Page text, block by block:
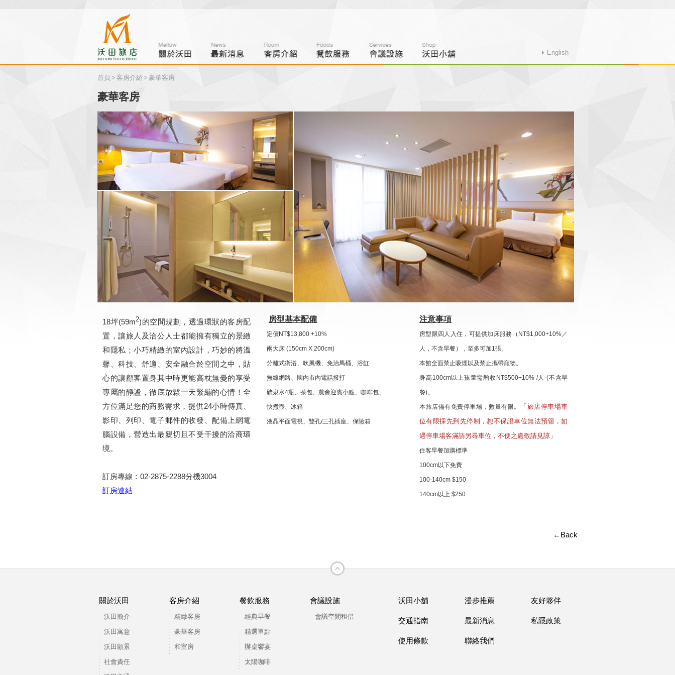
English
首頁> 客房介紹 > 豪華客房
豪華客房
18坪(59m2)的空間規劃，透過環狀的客房配
置，讓旅人及洽公人士都能擁有獨立的景緻
和隱私；小巧精緻的室內設計，巧妙的將溫
馨、科技、舒適、安全融合於空間之中，貼
心的讓顧客置身其中時更能高枕無憂的享受
專屬的靜謐，徹底放鬆一天緊繃的心情！全
方位滿足您的商務需求，提供24小時傳真、
影印、列印、電子郵件的收發、配備上網電
腦設備，營造出最親切且不受干擾的洽商環
境。
訂房專線：02-2875-2288分機3004
訂房連結
房型基本配備
定價NT$13,800 +10%
兩大床 (150cm X 200cm)
分離式衛浴、吹風機、免治馬桶、浴缸
無線網路、國內市內電話撥打
礦泉水4瓶、茶包、農會迎賓小點、咖啡包、
快煮壺、冰箱
液晶平面電視、雙孔/三孔插座、保險箱
注意事項
房型限四人入住， 可提供加床服務（NT$1,000+10%／
人，不含早餐），至多可加1張。
本館全面禁止吸煙以及禁止攜帶寵物。
身高100cm以上孩童需酌收NT$500+10% /人 (不含早
餐)。
本旅店備有免費停車場，數量有限。
「旅店停車場車
位有限採先到先停制，恕不保證車位無法預留，如
遇停車場客滿請另尋車位，不便之處敬請見諒」
住客早餐加購標準
100cm以下免費
100-140cm $150
140cm以上 $250
←Back
關於沃田
沃田簡介
沃田寓意
沃田願景
社會責任
客房介紹
精緻客房
豪華客房
和室房
餐飲服務
經典早餐
精選單點
辦桌饗宴
太陽咖啡
會議設施
會議空間租借
沃田小舖 漫步推薦 友好夥伴
交通指南 最新消息 私隱政策
使用條款 聯絡我們